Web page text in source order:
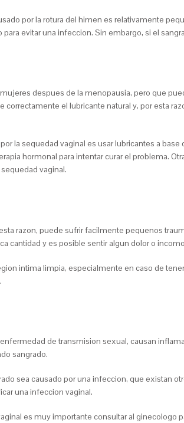
por la rotura del himen es relativamente
evitar una infeccion. Sin embargo, si el
despues de la menopausia, pero que
el lubricante natural y, por esta
la sequedad vaginal es usar lubricantes a
hormonal para intentar curar el problema.
vaginal.
razon, puede sufrir facilmente pequenos
cantidad y es posible sentir algun dolor o
intima limpia, especialmente en caso de
de transmision sexual, causan
sangrado.
sea causado por una infeccion, que existan
una infeccion vaginal.
es muy importante consultar al ginecologo